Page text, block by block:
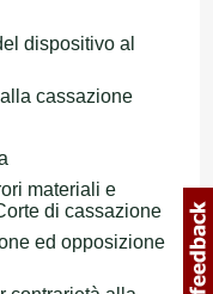
dispositivo al
cassazione
materiali e
di cassazione
ed opposizione